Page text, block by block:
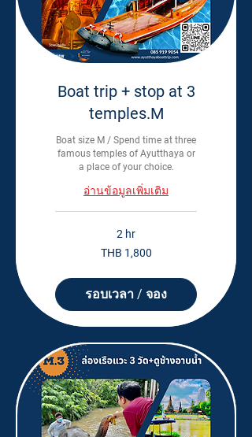
Boat trip + stop at 3
temples.M
Boat size M / Spend time at three
famous temples of Ayutthaya or
a place of your choice.
อ่านข้อมูลเพิ่มเติม
2 hr
THB 1,800
รอบเวลา / จอง